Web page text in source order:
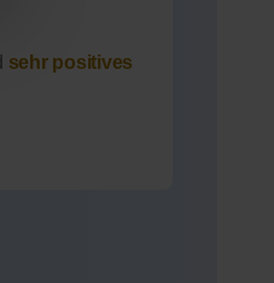
sehr positives